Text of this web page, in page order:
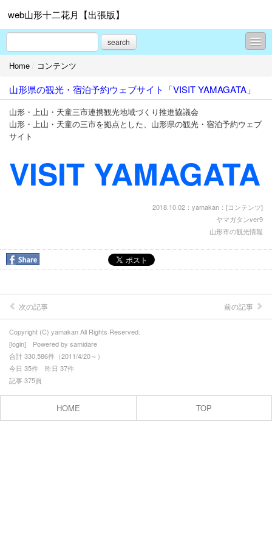
web山形十二花月【出張版】
search
コンテンツ
イベント
トピックス
プロフィール
お問合せ
Home / コンテンツ
山形県の観光・宿泊予約ウェブサイト「VISIT YAMAGATA」
山形・上山・天童三市連携観光地域づくり推進協議会
山形・上山・天童の三市を拠点とした、山形県の観光・宿泊予約ウェブ
サイト
VISIT YAMAGATA
2018.10.02：yamakan：[コンテンツ]
ヤマガタンver9
山形市の観光情報
次の記事 前の記事
Copyright (C) yamakan All Rights Reserved.
[login] Powered by samidare
合計 330,586件（2011/4/20～）
今日 35件 昨日 37件
記事 375頁
HOME TOP